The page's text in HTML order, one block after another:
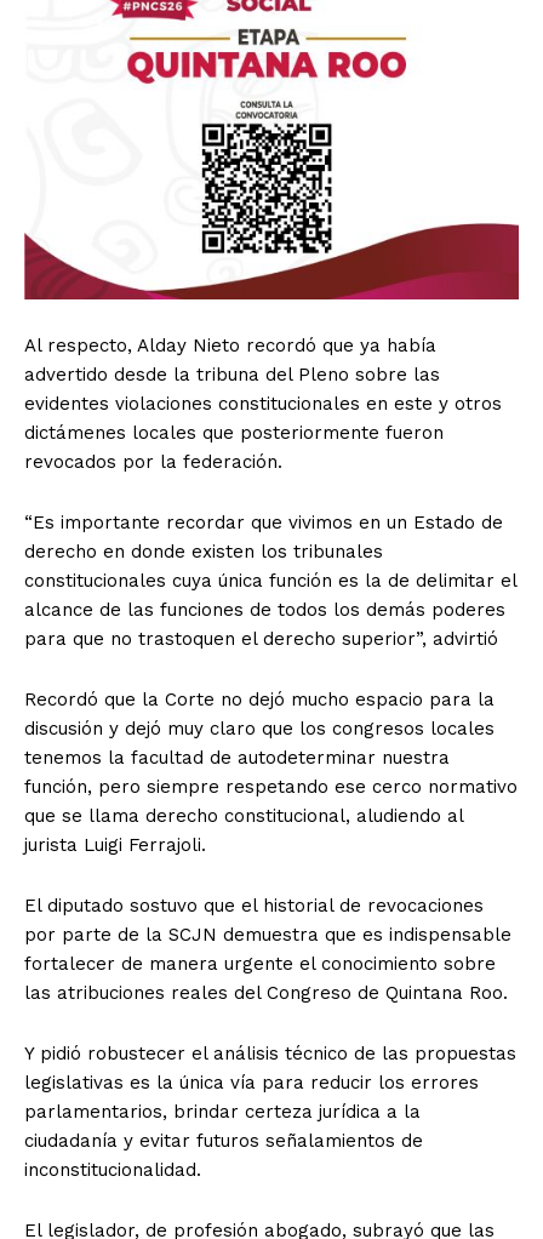
Al respecto, Alday Nieto recordó que ya había
advertido desde la tribuna del Pleno sobre las
evidentes violaciones constitucionales en este y otros
dictámenes locales que posteriormente fueron
revocados por la federación.
“Es importante recordar que vivimos en un Estado de
derecho en donde existen los tribunales
constitucionales cuya única función es la de delimitar el
alcance de las funciones de todos los demás poderes
para que no trastoquen el derecho superior”, advirtió
Recordó que la Corte no dejó mucho espacio para la
discusión y dejó muy claro que los congresos locales
tenemos la facultad de autodeterminar nuestra
función, pero siempre respetando ese cerco normativo
que se llama derecho constitucional, aludiendo al
jurista Luigi Ferrajoli.
El diputado sostuvo que el historial de revocaciones
por parte de la SCJN demuestra que es indispensable
fortalecer de manera urgente el conocimiento sobre
las atribuciones reales del Congreso de Quintana Roo.
Y pidió robustecer el análisis técnico de las propuestas
legislativas es la única vía para reducir los errores
parlamentarios, brindar certeza jurídica a la
ciudadanía y evitar futuros señalamientos de
inconstitucionalidad.
El legislador, de profesión abogado, subrayó que las